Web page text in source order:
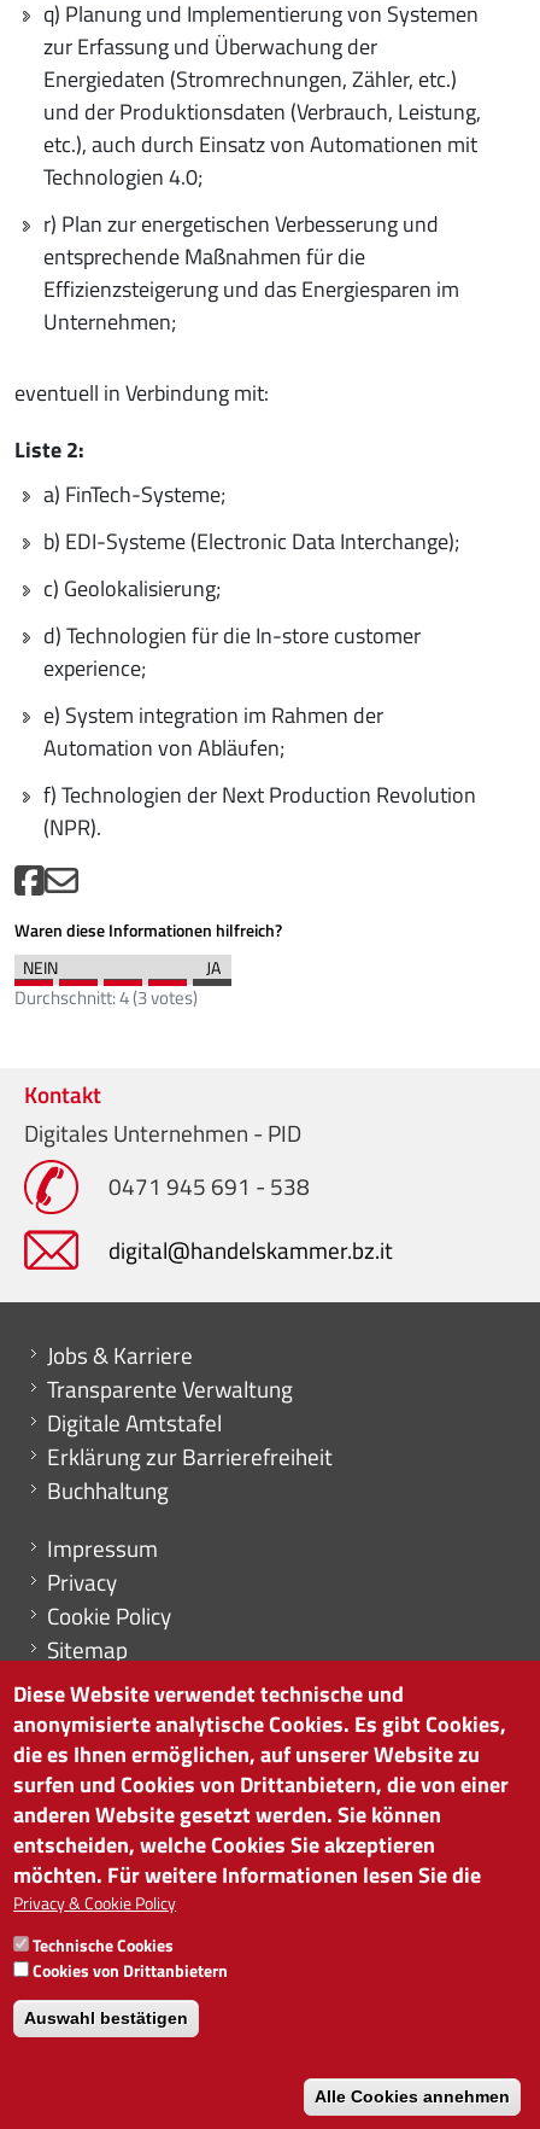
q) Planung und Implementierung von Systemen
zur Erfassung und Überwachung der
Energiedaten (Stromrechnungen, Zähler, etc.)
und der Produktionsdaten (Verbrauch, Leistung,
etc.), auch durch Einsatz von Automationen mit
Technologien 4.0;
r) Plan zur energetischen Verbesserung und
entsprechende Maßnahmen für die
Effizienzsteigerung und das Energiesparen im
Unternehmen;
eventuell in Verbindung mit:
Liste 2:
a) FinTech-Systeme;
b) EDI-Systeme (Electronic Data Interchange);
c) Geolokalisierung;
d) Technologien für die In-store customer
experience;
e) System integration im Rahmen der
Automation von Abläufen;
f) Technologien der Next Production Revolution
(NPR).
Waren diese Informationen hilfreich?
Durchschnitt:4(3votes)
Kontakt
Digitales Unternehmen - PID
0471 945 691 - 538
digital@handelskammer.bz.it
Mini menu di servizio
Jobs & Karriere
Transparente Verwaltung
Digitale Amtstafel
Erklärung zur Barrierefreiheit
Buchhaltung
Menu footer
Impressum
Privacy
Cookie Policy
Sitemap
Cookie-Einstellungen
HANDELSKAMMER BOZEN
Südtiroler Straße 60 | I-39100 Bozen
Tel. 0471 945 511 |info@handelskammer.bz.it
MwSt.-Nr.: 00376420212
INSTITUT FÜR WIRTSCHAFTSFÖRDERUNG
MwSt.-Nr.: 01716880214
Diese Website verwendet technische und
anonymisierte analytische Cookies. Es gibt Cookies,
die es Ihnen ermöglichen, auf unserer Website zu
surfen und Cookies von Drittanbietern, die von einer
anderen Website gesetzt werden. Sie können
entscheiden, welche Cookies Sie akzeptieren
möchten. Für weitere Informationen lesen Sie die
Privacy & Cookie Policy
Technische Cookies
Cookies von Drittanbietern
Auswahl bestätigen
Alle Cookies annehmen